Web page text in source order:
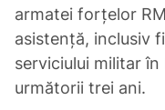
armatei forțelor
asistență, inclusiv
serviciului militar
următorii trei ani.